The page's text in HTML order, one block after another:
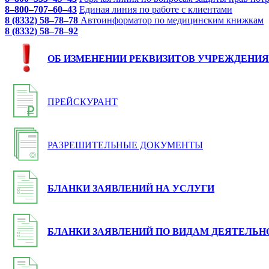
8–800–707–60–43 Единая линия по работе с клиентами
8 (8332) 58–78–78 Автоинформатор по медицинским книжкам
8 (8332) 58–78–92
ОБ ИЗМЕНЕНИИ РЕКВИЗИТОВ УЧРЕЖДЕНИЯ
ПРЕЙСКУРАНТ
РАЗРЕШИТЕЛЬНЫЕ ДОКУМЕНТЫ
БЛАНКИ ЗАЯВЛЕНИЙ НА УСЛУГИ
БЛАНКИ ЗАЯВЛЕНИЙ ПО ВИДАМ